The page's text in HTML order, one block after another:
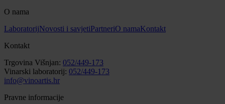
O nama
LaboratorijNovosti i savjetiPartneriO namaKontakt
Kontakt
Trgovina Višnjan: 052/449-173
Vinarski laboratorij: 052/449-173
info@vinoartis.hr
Pravne informacije